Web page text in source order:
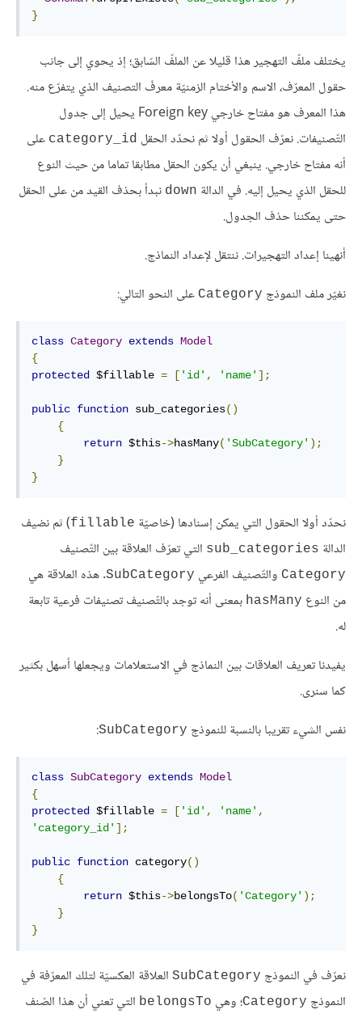
}
يختلف ملفّ التهجير هذا قليلا عن الملفّ السّابق؛ إذ يحوي إلى جانب
حقول المعرّف، الاسم والأختام الزمنيّة معرفَ التصنيف الذي يتفرّع منه.
هذا المعرف هو مفتاح خارجي Foreign key يحيل إلى جدول
التّصنيفات. نعرّف الحقول أولا ثم نحدّد الحقل category_id على
أنه مفتاح خارجي. ينبغي أن يكون الحقل مطابقا تماما من حيث النوع
للحقل الذي يحيل إليه. في الدالة down نبدأ بحذف القيد من على الحقل
حتى يمكننا حذف الجدول.
أنهينا إعداد التهجيرات. ننتقل لإعداد النماذج.
نغيّر ملف النموذج Category على النحو التالي:
class Category extends Model
{
protected
$fillable = [ 'id' , 'name' ];
public function sub_categories()
{
return $this->hasMany( 'SubCategory' );
}
}
نحدّد أولا الحقول التي يمكن إسنادها (خاصيّة fillable) ثم نضيف
الدالة sub_categories التي تعرّف العلاقة بين التّصنيف
Category والتّصنيف الفرعي SubCategory. هذه العلاقة هي
من النوع hasMany بمعنى أنه توجد بالتّصنيف تصنيفات فرعية تابعة
له.
يفيدنا تعريف العلاقات بين النماذج في الاستعلامات ويجعلها أسهل بكثير
كما سنرى.
نفس الشيء تقريبا بالنسبة للنموذج SubCategory
:
class SubCategory extends Model
{
protected
$fillable = [ 'id' , 'name' ,
'category_id' ];
public function category()
{
return $this->belongsTo( 'Category' );
}
}
نعرّف في النموذج SubCategory العلاقة العكسيّة لتلك المعرّفة في
النموذج Category؛ وهي belongsTo التي تعني أن هذا الصّنف